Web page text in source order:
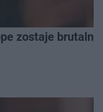
zostaje